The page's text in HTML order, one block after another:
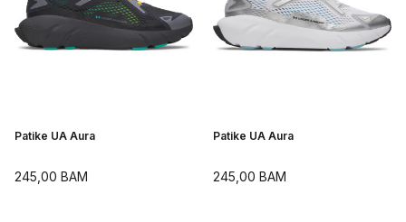
Patike UA Aura
245,00 BAM
Patike UA Aura
245,00 BAM